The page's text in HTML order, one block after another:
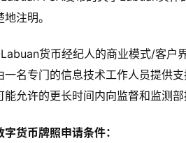
注明。
Labuan货币经纪人的商业模式/客
一名专门的信息技术工作人员提供
能允许的更长时间内向监督和监测
货币牌照申请条件：